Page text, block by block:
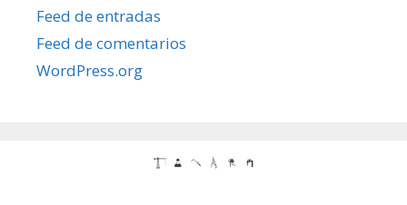
Feed de entradas
Feed de comentarios
WordPress.org